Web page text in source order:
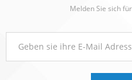
Melden Sie sich